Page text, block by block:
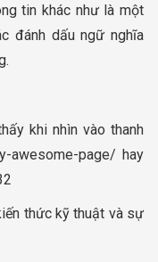
tin khác như là một
đánh dấu ngữ nghĩa
khi nhìn vào thanh
awesome-page/ hay
thức kỹ thuật và sự